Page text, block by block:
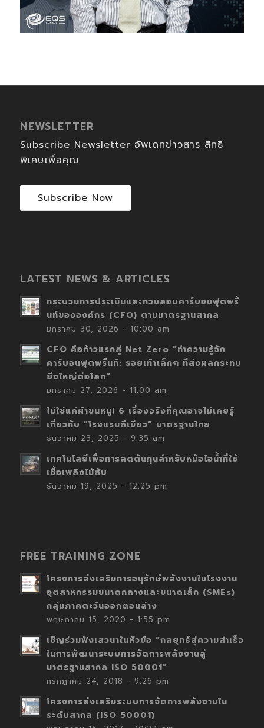
NEWSLETTER
Subscribe Newsletter อัพเดทข่าวสาร สิทธิ
พิเศษเพื่อคุณ
Subscribe Now
LATEST NEWS & ARTICLES
กระบวนการประเมินและทวนสอบคาร์บอนฟุตพริ้
นท์ขององค์กร (CFO) ตามมาตรฐานสากล
มกราคม 30, 2026 - 10:00 am
CFO คือก้าวแรกสู่ Net Zero “ทำความรู้จัก
คาร์บอนฟุตพริ้นท์: รอยเท้าเล็กๆ ที่ส่งผลกระทบ
ยิ่งใหญ่ต่อโลก”
มกราคม 27, 2026 - 11:00 am
ไม่ใช่แค่ผ้าขนหนู! 6 เรื่องจริงที่คุณอาจไม่เคยรู้
เกี่ยวกับ “โรงแรมสีเขียว” มาตรฐานไทย
ธันวาคม 23, 2025 - 9:35 am
เทคโนโลยีเพื่อการลดต้นทุนสำหรับหม้อไอน้ำที่ใช้
เชื้อเพลิงไม้สับ
ธันวาคม 19, 2025 - 12:25 pm
FREE TRAINING ZONE
โครงการส่งเสริมการอนุรักษ์พลังงานในโรงงาน
อุตสาหกรรมขนาดกลางและขนาดเล็ก (SMEs)
กลุ่มภาคตะวันออกตอนล่าง
พฤษภาคม 15, 2020 - 1:55 pm
เชิญร่วมฟังเสวนาในหัวข้อ “กลยุทธ์สู่ความสำเร็จ
ในการพัฒนาระบบการจัดการพลังงานสู่
มาตรฐานสากล ISO 50001”
กรกฎาคม 24, 2018 - 9:26 pm
โครงการส่งเสริมระบบการจัดการพลังงานใน
ระดับสากล (ISO 50001)